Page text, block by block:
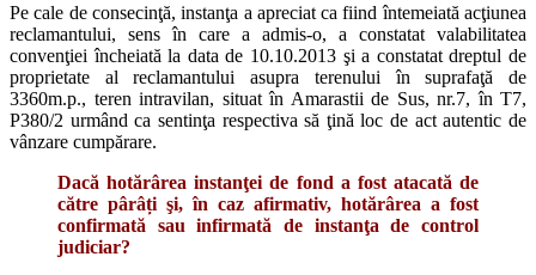
Pe cale de consecinţă, instanţa a apreciat ca fiind întemeiată acţiunea
reclamantului, sens în care a admis-o, a constatat valabilitatea
convenţiei încheiată la data de 10.10.2013 şi a constatat dreptul de
proprietate al reclamantului asupra terenului în suprafaţă de
3360m.p., teren intravilan, situat în Amarastii de Sus, nr.7, în T7,
P380/2 urmând ca sentinţa respectiva să ţină loc de act autentic de
vânzare cumpărare.
Dacă hotărârea instanţei de fond a fost atacată de
către pârâți şi, în caz afirmativ, hotărârea a fost
confirmată sau infirmată de instanţa de control
judiciar?